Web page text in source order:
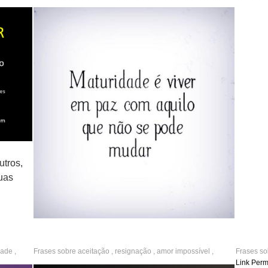
reflexão
se pode mudar.
,
Frases sobre aceitação , resignação , amor impossível ,
Frases
Link